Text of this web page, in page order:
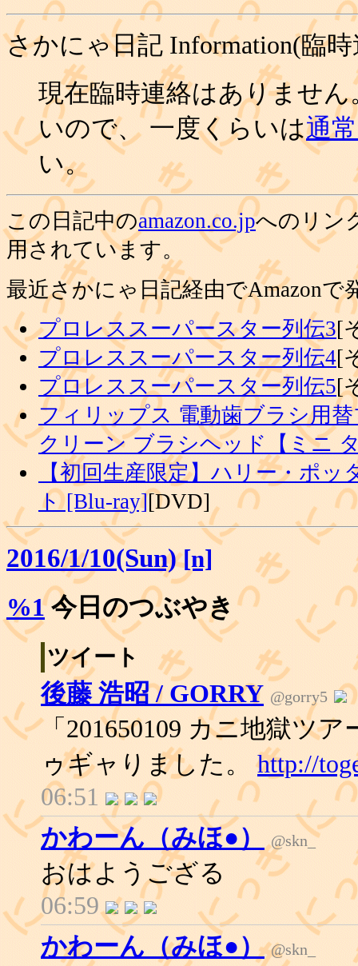
さかにゃ日記 Information(臨
現在臨時連絡はありませ
いので、 一度くらいは通
い。
この日記中のamazon.co.jpへのリン
用されています。
最近さかにゃ日記経由でAmazon
プロレススーパースター列伝3[
プロレススーパースター列伝4[
プロレススーパースター列伝5[
フィリップス 電動歯ブラシ用
クリーン ブラシヘッド【ミニ
【初回生産限定】ハリー・ポ
ト [Blu-ray][DVD]
2016/1/10(Sun) [n]
%1今日のつぶやき
ツイート
後藤 浩昭 / GORRY @gorry5
「201650109 カニ地獄ツア
ゥギャりました。http://
06:51
かわーん（みほ●）
@skn_
おはようござる
06:59
かわーん（みほ●） @skn_